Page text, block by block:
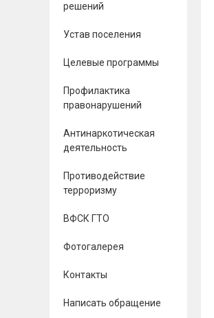
решений
Устав поселения
Целевые программы
Профилактика
правонарушений
Антинаркотическая
деятельность
Противодействие
терроризму
ВФСК ГТО
Фотогалерея
Контакты
Написать обращение